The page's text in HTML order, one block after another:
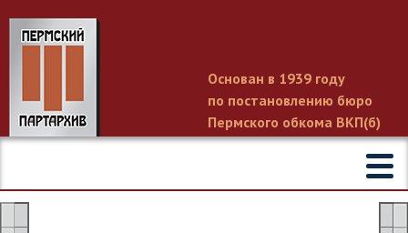
Основан в 1939 году
по постановлению бюро
Пермского обкома ВКП(б)